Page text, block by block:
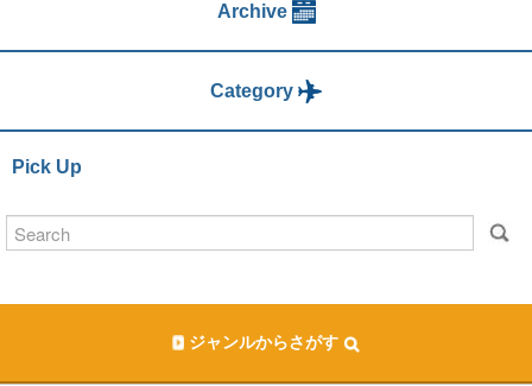
Archive
Category
Pick Up
ジャンルからさがす